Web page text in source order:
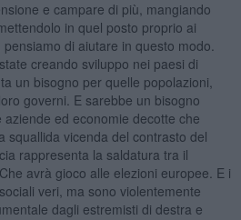
e campare di più, mangiando
in quel posto proprio ai
di aiutare in questo modo.
creando sviluppo nei paesi di
un bisogno per quelle popolazioni,
governi. E sarebbe un bisogno
ed economie decotte che
squallida vicenda del contrasto del
rappresenta la saldatura tra il
avrà gioco alle elezioni europee. E i
veri, ma sono violentemente
dagli estremisti di destra e